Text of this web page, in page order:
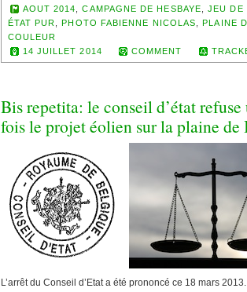
AOUT 2014
,CAMPAGNE DE HESBAYE ,JEU DE
ÉTAT PUR ,PHOTO FABIENNE NICOLAS ,PLAINE
COULEUR
14 JUILLET 2014
COMMENT
Bis repetita: le conseil d’état
fois le projet éolien sur la plaine de
L’arrêt du Conseil d’Etat a été prononcé ce 18 mars